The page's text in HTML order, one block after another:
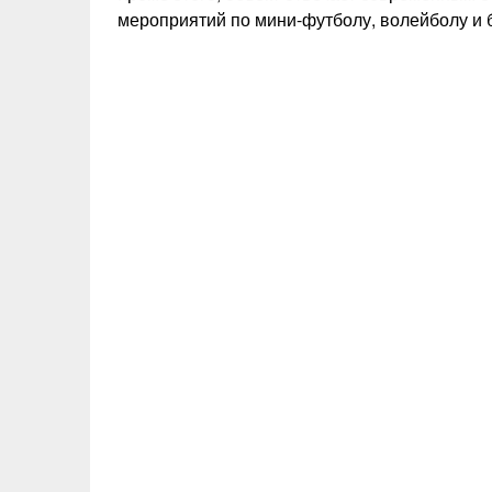
мероприятий по мини-футболу, волейболу и